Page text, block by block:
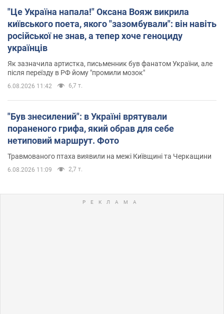
"Це Україна напала!" Оксана Вояж викрила
київського поета, якого "зазомбували": він навіть
російської не знав, а тепер хоче геноциду
українців
Як зазначила артистка, письменник був фанатом України, але
після переїзду в РФ йому "промили мозок"
6.08.2026 11:42 6,7 т.
"Був знесилений": в Україні врятували
пораненого грифа, який обрав для себе
нетиповий маршрут. Фото
Травмованого птаха виявили на межі Київщині та Черкащини
6.08.2026 11:09 2,7 т.